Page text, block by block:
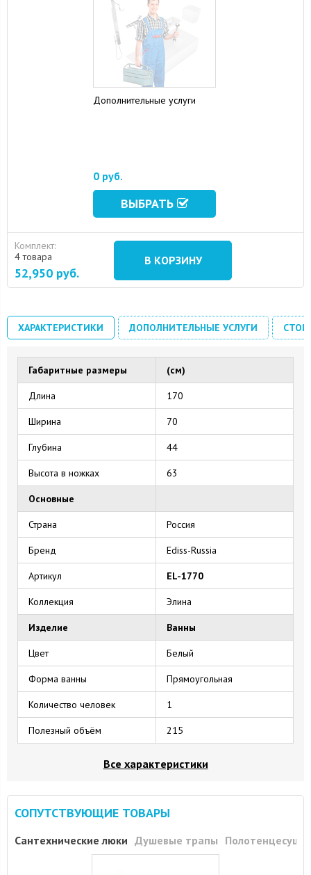
Дополнительные услуги
0 руб.
ВЫБРАТЬ
Комплект:
4 товара
52,950 руб.
В КОРЗИНУ
ХАРАКТЕРИСТИКИ ДОПОЛНИТЕЛЬНЫЕ УСЛУГИ
Габаритные размеры (см)
Длина 170
Ширина 70
Глубина 44
Высота в ножках 63
Основные
Страна Россия
Бренд Ediss-Russia
Артикул EL-1770
Коллекция Элина
Изделие Ванны
Цвет Белый
Форма ванны Прямоугольная
Количество человек 1
Полезный объём 215
Все характеристики
СОПУТСТВУЮЩИЕ ТОВАРЫ
Сантехнические люки Душевые трапы